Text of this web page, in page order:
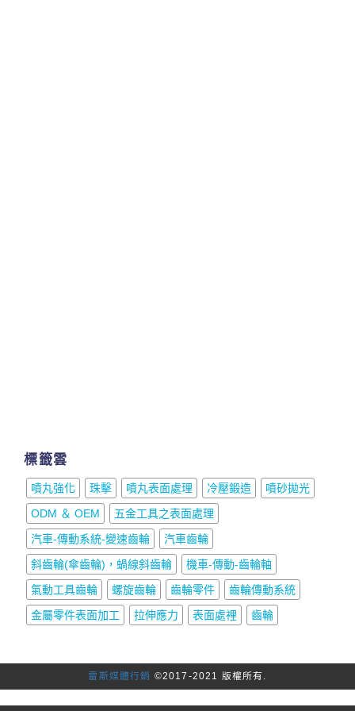
標籤雲
噴丸強化 珠擊 噴丸表面處理 冷壓鍛造
噴砂拋光
ODM ＆ OEM
五金工具之表面處理
汽車-傳動系統-變速齒輪
汽車齒輪
斜齒輪(傘齒輪)，蝸線斜齒輪
機車-傳動-齒輪軸
氣動工具齒輪
螺旋齒輪 齒輪零件
齒輪傳動系統
金屬零件表面加工
拉伸應力 表面處裡 齒輪
雷斯媒體行銷 ©2017-2021 版權所有.